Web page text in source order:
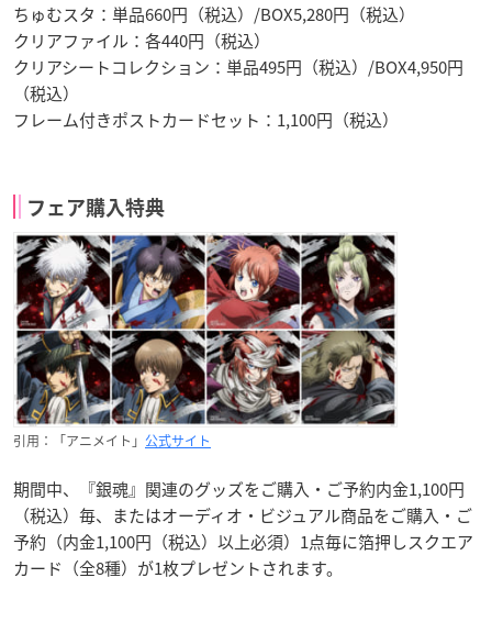
ちゅむスタ：単品660円（税込）/BOX5,280円（税込）
クリアファイル：各440円（税込）
クリアシートコレクション：単品495円（税込）/BOX4,950円
（税込）
フレーム付きポストカードセット：1,100円（税込）
フェア購入特典
引用：「アニメイト」 公式サイト
期間中、『銀魂』関連のグッズをご購入・ご予約内金1,100円
（税込）毎、またはオーディオ・ビジュアル商品をご購入・ご
予約（内金1,100円（税込）以上必須）1点毎に箔押しスクエア
カード（全8種）が1枚プレゼントされます。